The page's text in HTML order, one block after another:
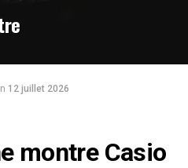
12 juillet 2026
montre Casio